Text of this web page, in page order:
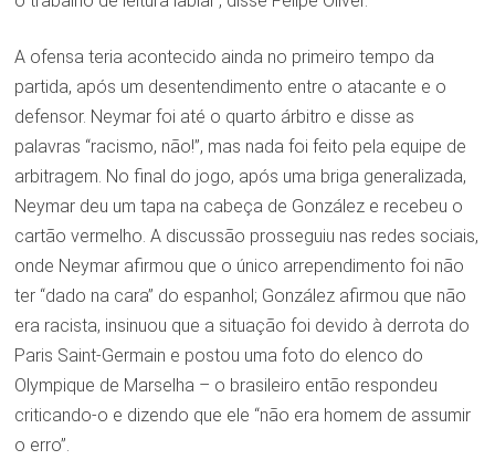
A ofensa teria acontecido ainda no primeiro tempo da
partida, após um desentendimento entre o atacante e o
defensor. Neymar foi até o quarto árbitro e disse as
palavras “racismo, não!”, mas nada foi feito pela equipe de
arbitragem. No final do jogo, após uma briga generalizada,
Neymar deu um tapa na cabeça de González e recebeu o
cartão vermelho. A discussão prosseguiu nas redes sociais,
onde Neymar afirmou que o único arrependimento foi não
ter “dado na cara” do espanhol; González afirmou que não
era racista, insinuou que a situação foi devido à derrota do
Paris Saint-Germain e postou uma foto do elenco do
Olympique de Marselha – o brasileiro então respondeu
criticando-o e dizendo que ele “não era homem de assumir
o erro”.